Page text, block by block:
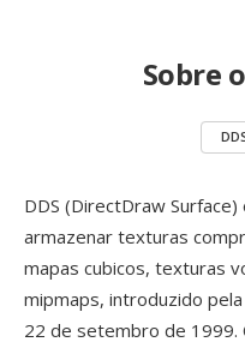
Sobre
DDS (DirectDraw
armazenar texturas
mapas cubicos, texturas
mipmaps, introduzido pela
22 de setembro de 1999.